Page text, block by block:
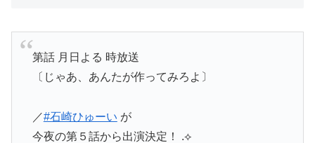
第話 月日よる 時放送
〔じゃあ、あんたが作ってみろよ〕
／#石崎ひゅーい が
今夜の第５話から出演決定！ .︎︎⟡